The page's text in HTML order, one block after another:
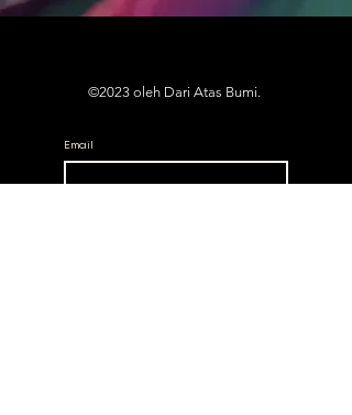
©2023 oleh Dari Atas Bumi.
Email